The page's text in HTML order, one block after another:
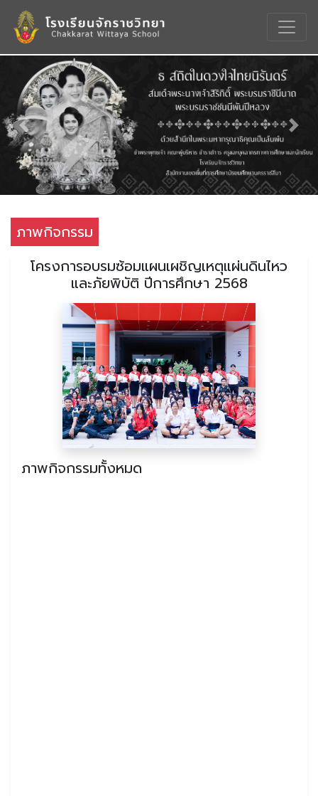
Previous Next
ภาพกิจกรรม
โครงการอบรมซ้อมแผนเผชิญเหตุแผ่นดินไหว
และภัยพิบัติ ปีการศึกษา 2568
ภาพกิจกรรมทั้งหมด